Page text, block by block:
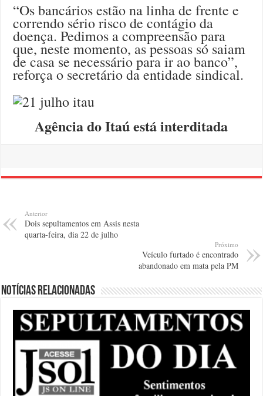
“Os bancários estão na linha de frente e
correndo sério risco de contágio da
doença. Pedimos a compreensão para
que, neste momento, as pessoas só saiam
de casa se necessário para ir ao banco”,
reforça o secretário da entidade sindical.
Agência do Itaú está interditada
Anterior
Dois sepultamentos em Assis nesta
quarta-feira, dia 22 de julho
Próximo
Veículo furtado é encontrado
abandonado em mata pela PM
Notícias relacionadas